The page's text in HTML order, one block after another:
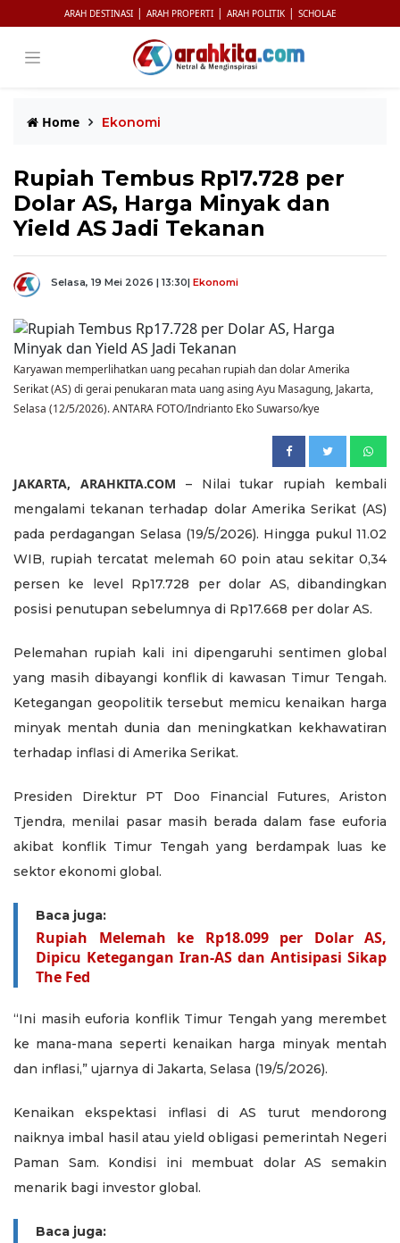
ARAH DESTINASI | ARAH PROPERTI | ARAH POLITIK | SCHOLAE
Home Ekonomi
Rupiah Tembus Rp17.728 per
Dolar AS, Harga Minyak dan
Yield AS Jadi Tekanan
Selasa, 19 Mei 2026 | 13:30| Ekonomi
Karyawan memperlihatkan uang pecahan rupiah dan dolar Amerika
Serikat (AS) di gerai penukaran mata uang asing Ayu Masagung, Jakarta,
Selasa (12/5/2026). ANTARA FOTO/Indrianto Eko Suwarso/kye
JAKARTA, ARAHKITA.COM – Nilai tukar rupiah kembali
mengalami tekanan terhadap dolar Amerika Serikat (AS)
pada perdagangan Selasa (19/5/2026). Hingga pukul 11.02
WIB, rupiah tercatat melemah 60 poin atau sekitar 0,34
persen ke level Rp17.728 per dolar AS, dibandingkan
posisi penutupan sebelumnya di Rp17.668 per dolar AS.
Pelemahan rupiah kali ini dipengaruhi sentimen global
yang masih dibayangi konflik di kawasan Timur Tengah.
Ketegangan geopolitik tersebut memicu kenaikan harga
minyak mentah dunia dan meningkatkan kekhawatiran
terhadap inflasi di Amerika Serikat.
Presiden Direktur PT Doo Financial Futures, Ariston
Tjendra, menilai pasar masih berada dalam fase euforia
akibat konflik Timur Tengah yang berdampak luas ke
sektor ekonomi global.
Baca juga:
Rupiah Melemah ke Rp18.099 per Dolar AS,
Dipicu Ketegangan Iran-AS dan Antisipasi Sikap
The Fed
“Ini masih euforia konflik Timur Tengah yang merembet
ke mana-mana seperti kenaikan harga minyak mentah
dan inflasi,” ujarnya di Jakarta, Selasa (19/5/2026).
Kenaikan ekspektasi inflasi di AS turut mendorong
naiknya imbal hasil atau yield obligasi pemerintah Negeri
Paman Sam. Kondisi ini membuat dolar AS semakin
menarik bagi investor global.
Baca juga: